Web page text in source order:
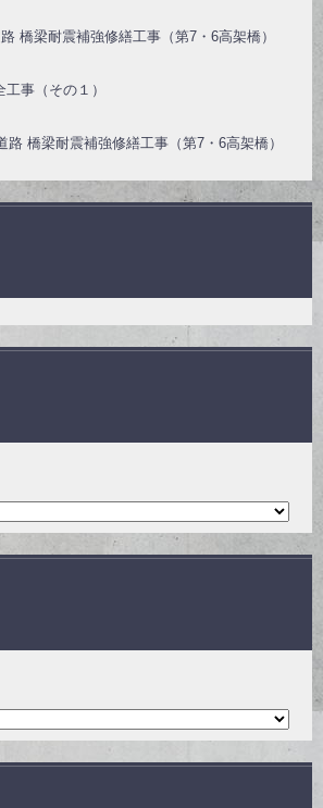
橋梁耐震補強修繕工事（第7・6高架橋）
事（その１）
路 橋梁耐震補強修繕工事（第7・6高架橋）